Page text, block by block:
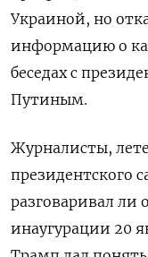
Украиной, но
информацию о
беседах с
Путиным.
Журналисты,
президентского
разговаривал ли
инаугурации 20